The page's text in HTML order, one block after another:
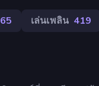
เล่นเพลิน 419